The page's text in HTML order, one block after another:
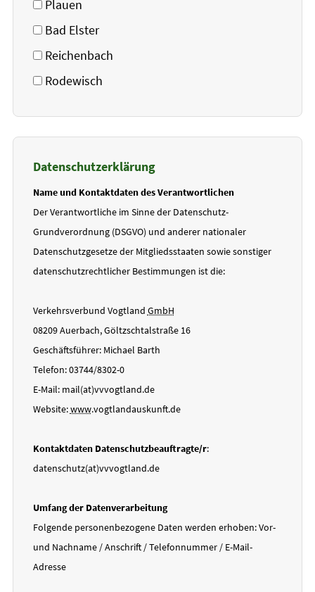
Plauen
Bad Elster
Reichenbach
Rodewisch
Datenschutzerklärung
Name und Kontaktdaten des Verantwortlichen
Der Verantwortliche im Sinne der Datenschutz-
Grundverordnung (DSGVO) und anderer nationaler
Datenschutzgesetze der Mitgliedsstaaten sowie sonstiger
datenschutzrechtlicher Bestimmungen ist die:
Verkehrsverbund Vogtland GmbH
08209 Auerbach, Göltzschtalstraße 16
Geschäftsführer: Michael Barth
Telefon: 03744/8302-0
E-Mail: mail(at)vvvogtland.de
Website:www.vogtlandauskunft.de
Kontaktdaten Datenschutzbeauftragte/r:
datenschutz(at)vvvogtland.de
Umfang der Datenverarbeitung
Folgende personenbezogene Daten werden erhoben: Vor-
und Nachname / Anschrift / Telefonnummer / E-Mail-
Adresse